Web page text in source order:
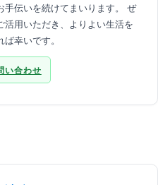
手伝いを続けてまいります。 ぜ
用いただき、よりよい生活を
幸いです。
い合わせ